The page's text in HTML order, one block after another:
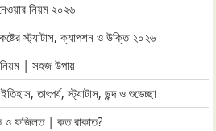
নিয়ম ২০২৬
স্ট্যাটাস, ক্যাপশন ও উক্তি ২০২৬
নিয়ম | সহজ উপায়
তাৎপর্য, স্ট্যাটাস, ছন্দ ও শুভেচ্ছা
ও ফজিলত | কত রাকাত?